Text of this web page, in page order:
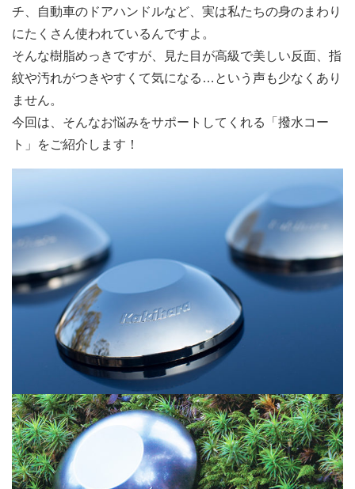
技術情報
金型・成形技術
樹脂表面処理技術
樹脂製品 一貫生産システム
トータル・エンジニアリング・システム
品質管理
設備概要
カラーサンプル依頼フォーム
試作・サンプル依頼フォーム
お役立ち情報
コラム
WORKS
チ、自動車のドアハンドルなど、実は私たちの身のまわり
にたくさん使われているんですよ。
そんな樹脂めっきですが、見た目が高級で美しい反面、指
紋や汚れがつきやすくて気になる…という声も少なくあり
ません。
今回は、そんなお悩みをサポートしてくれる「撥水コー
ト」をご紹介します！